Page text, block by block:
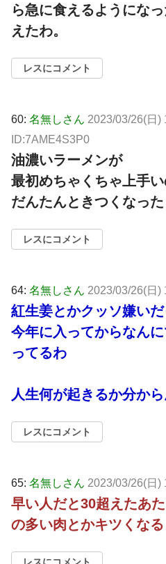
ら急に食えるようにな
えたわ。
レスにコメント
60: 名無しさん 2023/03/26(日)
ID:7AME4S3P0
油濃いラーメンが
最初めちゃくちゃ上手
だんたんときつくなった
レスにコメント
64: 名無しさん 2023/03/26(日)
紅生姜とかクッソ嫌い
今年に入ってからなん
ってるわ
人生何が起きるか分か
レスにコメント
65: 名無しさん 2023/03/26(日)
早い人だと30超えたあ
の多い肉とかキツくな